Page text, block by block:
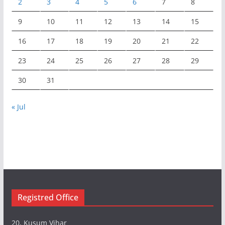
9 10 11 12 13 14 15
16 17 18 19 20 21 22
23 24 25 26 27 28 29
30 31
« Jul
Registred Office
20, Kusum Vihar